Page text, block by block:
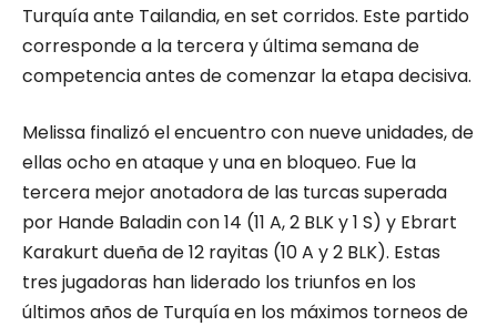
Turquía ante Tailandia, en set corridos. Este partido
corresponde a la tercera y última semana de
competencia antes de comenzar la etapa decisiva.
Melissa finalizó el encuentro con nueve unidades, de
ellas ocho en ataque y una en bloqueo. Fue la
tercera mejor anotadora de las turcas superada
por Hande Baladin con 14 (11 A, 2 BLK y 1 S) y Ebrart
Karakurt dueña de 12 rayitas (10 A y 2 BLK). Estas
tres jugadoras han liderado los triunfos en los
últimos años de Turquía en los máximos torneos de